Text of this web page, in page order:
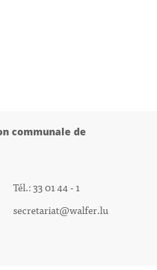
communale de
Tél.: 33 01 44 - 1
secretariat@walfer.lu